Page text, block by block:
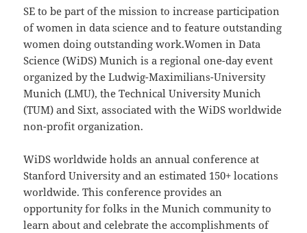
SE to be part of the mission to increase participation
of women in data science and to feature outstanding
women doing outstanding work.Women in Data
Science (WiDS) Munich is a regional one-day event
organized by the Ludwig-Maximilians-University
Munich (LMU), the Technical University Munich
(TUM) and Sixt, associated with the WiDS worldwide
non-profit organization.
WiDS worldwide holds an annual conference at
Stanford University and an estimated 150+ locations
worldwide. This conference provides an
opportunity for folks in the Munich community to
learn about and celebrate the accomplishments of